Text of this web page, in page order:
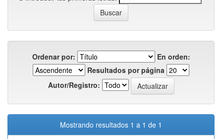
Ordenar por:
En orden:
Resultados por página
Autor/Registro:
Mostrando resultados 1 a 1 de 1